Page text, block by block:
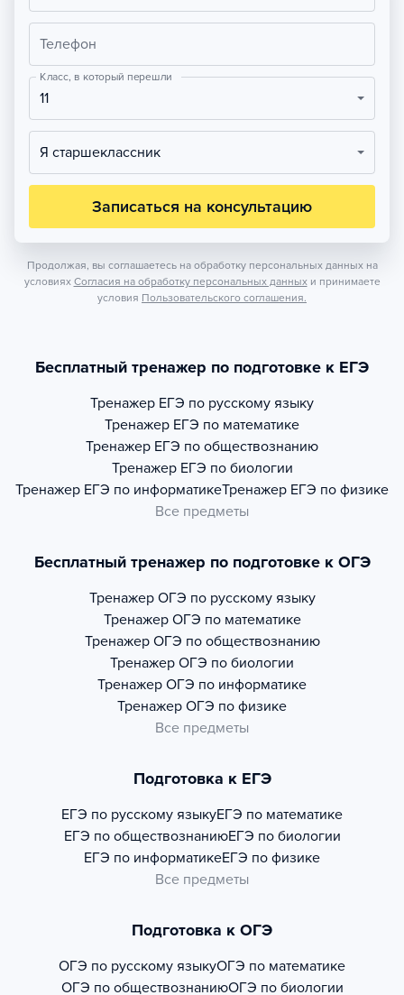
Телефон
Класс, в который перешли
11
Я старшеклассник
Записаться на консультацию
Продолжая, вы соглашаетесь на обработку персональных данных на
условиях Согласия на обработку персональных данных и принимаете
условия Пользовательского соглашения.
Бесплатный тренажер по подготовке к ЕГЭ
Тренажер ЕГЭ по русскому языку
Тренажер ЕГЭ по математике
Тренажер ЕГЭ по обществознанию
Тренажер ЕГЭ по биологии
Тренажер ЕГЭ по информатикеТренажер ЕГЭ по физике
Все предметы
Бесплатный тренажер по подготовке к ОГЭ
Тренажер ОГЭ по русскому языку
Тренажер ОГЭ по математике
Тренажер ОГЭ по обществознанию
Тренажер ОГЭ по биологии
Тренажер ОГЭ по информатике
Тренажер ОГЭ по физике
Все предметы
Подготовка к ЕГЭ
ЕГЭ по русскому языкуЕГЭ по математике
ЕГЭ по обществознаниюЕГЭ по биологии
ЕГЭ по информатикеЕГЭ по физике
Все предметы
Подготовка к ОГЭ
ОГЭ по русскому языкуОГЭ по математике
ОГЭ по обществознаниюОГЭ по биологии